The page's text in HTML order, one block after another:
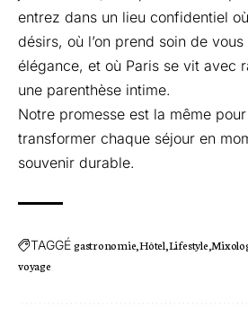
entrez dans un lieu confidentiel
désirs, où l’on prend soin de
élégance, et où Paris se vit avec
une parenthèse intime.
Notre promesse est la même
transformer chaque séjour en
souvenir durable.
TAGGÉgastronomie Hôtel Lifestyle
voyage